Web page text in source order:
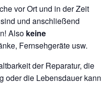
vor Ort und in der Zeit
und anschließend
Also keine
Fernsehgeräte usw.
der Reparatur, die
oder die Lebensdauer kann